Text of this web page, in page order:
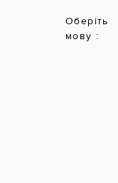
Оберіть
мову :